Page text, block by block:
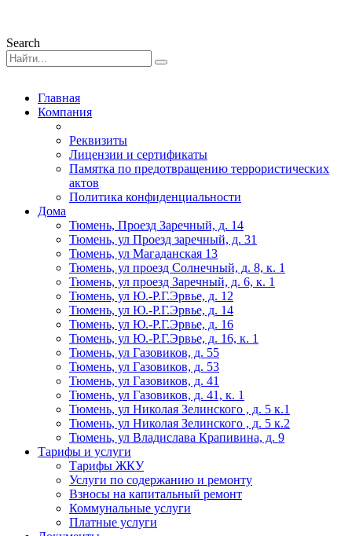
Search
Главная
Компания
Реквизиты
Лицензии и сертификаты
Памятка по предотвращению террористических
актов
Политика конфиденциальности
Дома
Тюмень, Проезд Заречный, д. 14
Тюмень, ул Проезд заречный, д. 31
Тюмень, ул Магаданская 13
Тюмень, ул проезд Солнечный, д. 8, к. 1
Тюмень, ул проезд Заречный, д. 6, к. 1
Тюмень, ул Ю.-Р.Г.Эрвье, д. 12
Тюмень, ул Ю.-Р.Г.Эрвье, д. 14
Тюмень, ул Ю.-Р.Г.Эрвье, д. 16
Тюмень, ул Ю.-Р.Г.Эрвье, д. 16, к. 1
Тюмень, ул Газовиков, д. 55
Тюмень, ул Газовиков, д. 53
Тюмень, ул Газовиков, д. 41
Тюмень, ул Газовиков, д. 41, к. 1
Тюмень, ул Николая Зелинского , д. 5 к.1
Тюмень, ул Николая Зелинского , д. 5 к.2
Тюмень, ул Владислава Крапивина, д. 9
Тарифы и услуги
Тарифы ЖКУ
Услуги по содержанию и ремонту
Взносы на капитальный ремонт
Коммунальные услуги
Платные услуги